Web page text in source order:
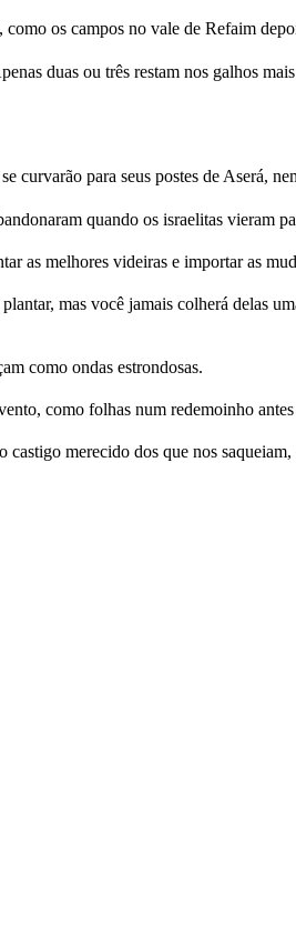
os campos no vale de Refaim
duas ou três restam nos galhos
curvarão para seus postes de Aserá,
quando os israelitas vieram
as melhores videiras e importar as
mas você jamais colherá delas
como ondas estrondosas.
como folhas num redemoinho antes
merecido dos que nos